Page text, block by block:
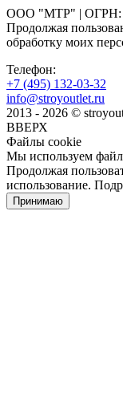
ООО "МТР" | ОГРН:
Продолжая
обработку моих
Телефон:
+7 (495) 132-03-32
info@stroyoutlet.ru
2013 - 2026 ©
ВВЕРХ
Файлы cookie
Мы используем
Продолжая
использование.
Принимаю